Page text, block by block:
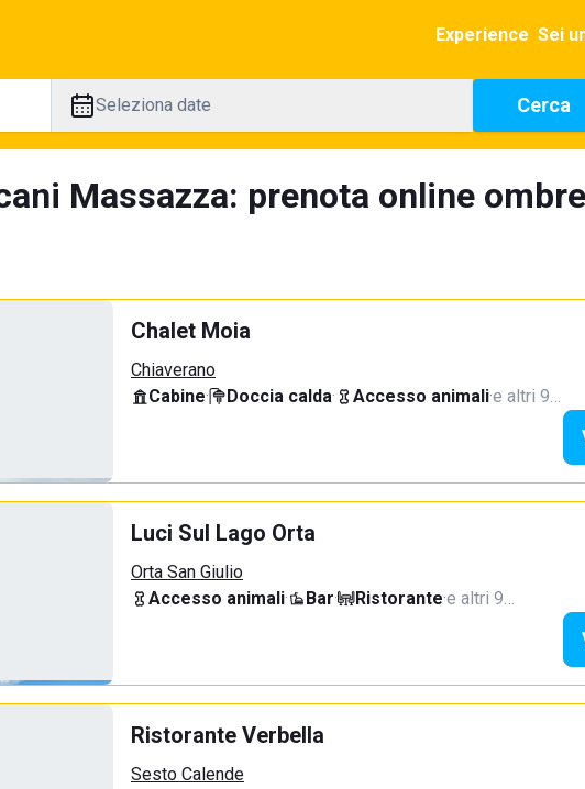
Experience Sei
Seleziona date Cerca
Massazza: prenota online
Chalet Moia
Chiaverano
Cabine· Doccia calda· Accesso animali·e altri 9…
Luci Sul Lago Orta
Orta San Giulio
Accesso animali· Bar· Ristorante·e altri 9…
Ristorante Verbella
Sesto Calende